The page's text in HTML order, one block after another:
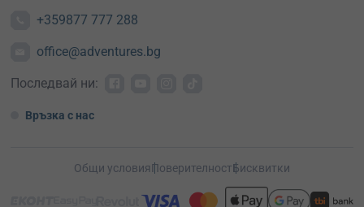
+359877 777 288
office@adventures.bg
Последвай ни:
Връзка с нас
Общи условияПоверителностБисквитки